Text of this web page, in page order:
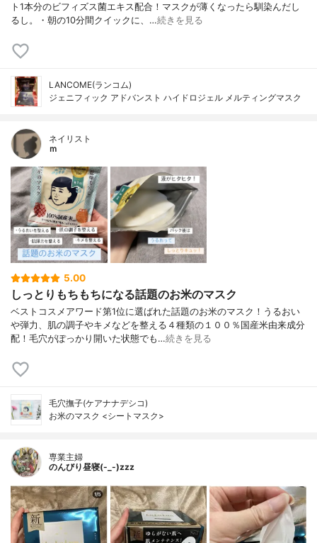
ト1本分のビフィズス菌エキス配合！マスクが薄くなったら馴染んだし
るし。・朝の10分間クイックに、…続きを見る
LANCOME(ランコム)
ジェニフィック アドバンスト ハイドロジェル メルティングマスク
ネイリスト
ｍ
5.00
しっとりもちもちになる話題のお米のマスク
ベストコスメアワード第1位に選ばれた話題のお米のマスク！うるおい
や弾力、肌の調子やキメなどを整える４種類の１００％国産米由来成分
配！毛穴がぽっかり開いた状態でも…続きを見る
毛穴撫子(ケアナナデシコ)
お米のマスク <シートマスク>
専業主婦
のんびり昼寝(-_-)zzz